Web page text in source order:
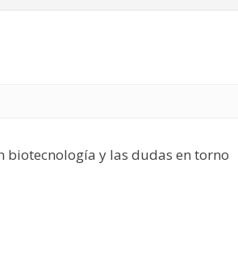
biotecnología y las dudas en torno